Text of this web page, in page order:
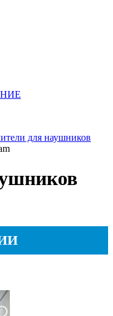
для наушников